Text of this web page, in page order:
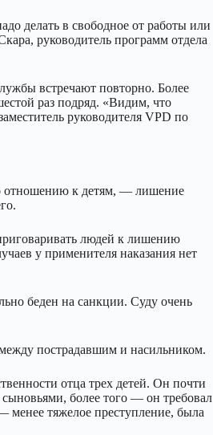
делать в свободное от работы или
руководитель программ отдела
встречают повторно. Более
раз подряд. «Видим, что
руководителя VPD по
отношению к детям, — лишение
людей к лишению
у применителя наказания нет
беден на санкции. Суду очень
пострадавшим и насильником.
отца трех детей. Он почти
более того — он требовал
менее тяжелое преступление, была